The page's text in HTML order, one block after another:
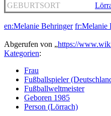
GEBURTSORT
en:Melanie Behringer fr:Melanie
Abgerufen von „https://
Kategorien:
Frau
Fußballspieler
Fußballweltmeister
Geboren 1985
Person (Lörrach)